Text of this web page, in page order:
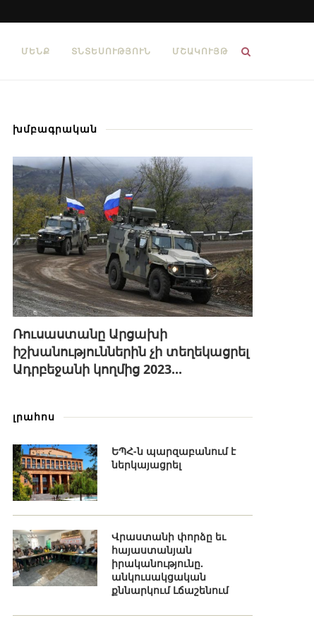
ՄԵՆՔ ՏՆՏԵՍՈՒԹՅՈՒՆ ՄՇԱԿՈՒՅԹ
խմբագրական
Ռուսաստանը Արցախի
իշխանություններին չի տեղեկացրել
Ադրբեջանի կողմից 2023...
լրահոս
ԵՊՀ-ն պարզաբանում է
ներկայացրել
Վրաստանի փորձը եւ
հայաստանյան
իրականությունը.
անկուսակցական
քննարկում Լճաշենում